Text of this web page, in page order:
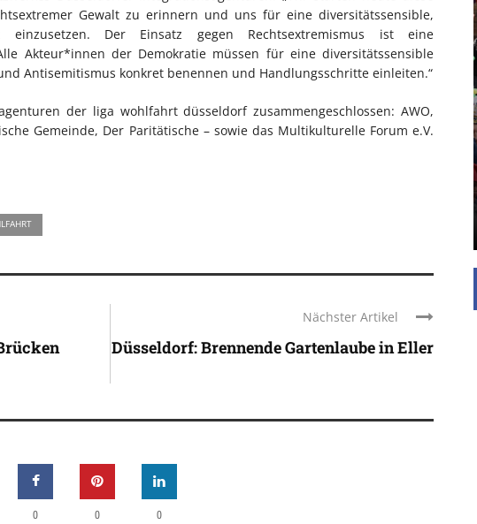
Gewalt zu erinnern und uns für eine diversitätssensible,
Der Einsatz gegen Rechtsextremismus ist eine
Akteur*innen der Demokratie müssen für eine diversitätssensible
Antisemitismus konkret benennen und Handlungsschritte einleiten.“
der liga wohlfahrt düsseldorf zusammengeschlossen: AWO,
Gemeinde, Der Paritätische – sowie das Multikulturelle Forum e.V.
Nächster Artikel
Düsseldorf: Brennende Gartenlaube in Eller
0 0 0
INDUSTRIELLER CHIC: WIE
KUNSTSTOFFFENSTER DEN
LOFT-STIL IN IHREM
EINFAMILIENHAUS
UNTERSTÜTZEN